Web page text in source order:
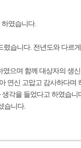
였습니다.
습니다. 전년도와 다르
으며 함께 대상자의 생
연신 고맙고 감사하다며
각을 들었다고 하였습니
습니다.